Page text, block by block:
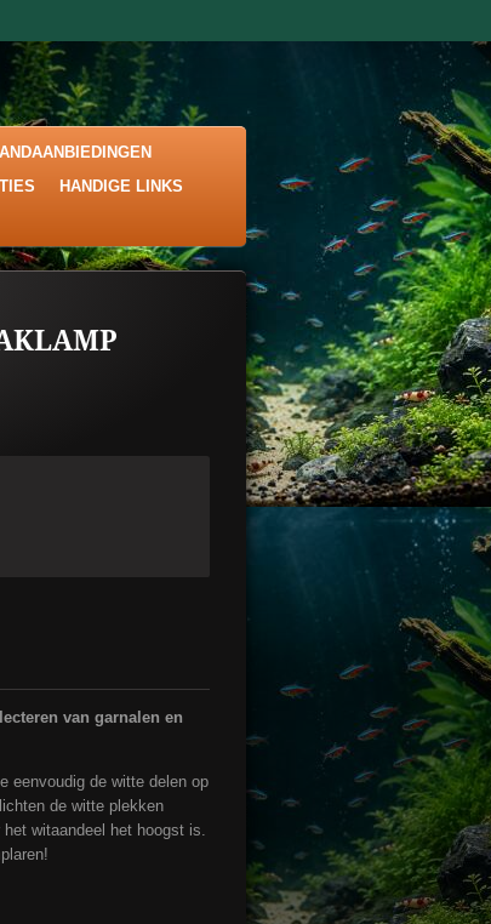
HANDIGE LINKS
van garnalen en
eenvoudig de witte delen op
de witte plekken
witaandeel het hoogst is.